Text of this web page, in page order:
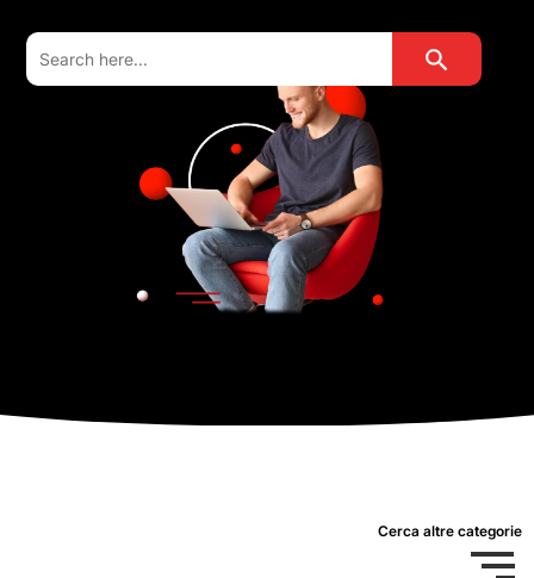
Search
for:
Search Button
Cerca altre categorie